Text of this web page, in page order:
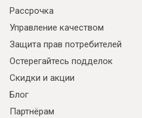
Рассрочка
Управление качеством
Защита прав потребителей
Остерегайтесь подделок
Скидки и акции
Блог
Партнёрам